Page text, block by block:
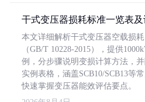
干式变压器损耗标准一览表
本文详细解析干式变压器空载损
（GB/T 10228-2015），提供
例，分步骤说明变损计算方法，
实例表格，涵盖SCB10/SCB13等
快速掌握变压器能效评估要点。